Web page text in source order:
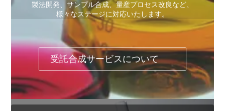
納期や価格の確認はお問い合わ
せからどうぞ
製法開発、サンプル合成、量産プロセス改良など、
様々なステージに対応いたします。
受託合成サービスについて